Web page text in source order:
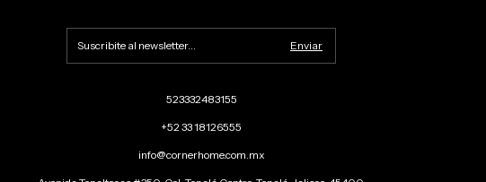
523332483155
+52 33 18126555
info@cornerhome.com.mx